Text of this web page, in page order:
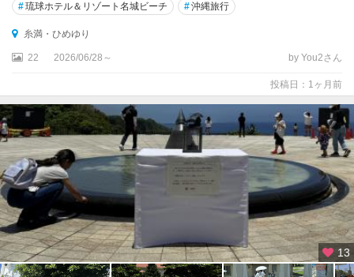
垣
・
竹
)
那
覇
本
島
北
部
（
名
#琉球ホテル＆リゾート名城ビーチ #沖縄旅行
糸満・ひめゆり
22 2026/06/28～ by You2さん
投稿日：1ヶ月前
13